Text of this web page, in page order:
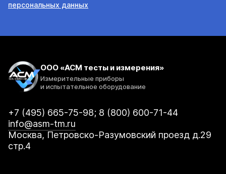
персональных данных
ООО «АСМ тесты и измерения»
Измерительные приборы
и испытательное оборудование
+7 (495) 665-75-98; 8 (800) 600-71-44
info@asm-tm.ru
Москва, Петровско-Разумовский проезд д.29
стр.4